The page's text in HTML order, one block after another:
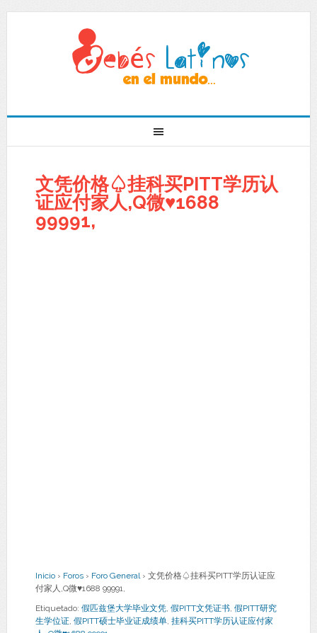
文凭价格♤挂科买PITT学历认
证应付家人,Q微♥1688
99991,
Inicio › Foros › Foro General › 文凭价格♤挂科买PITT学历认证应
付家人,Q微♥1688 99991,
Etiquetado: 假匹兹堡大学毕业文凭, 假PITT文凭证书, 假PITT研究
生学位证, 假PITT硕士毕业证成绩单, 挂科买PITT学历认证应付家